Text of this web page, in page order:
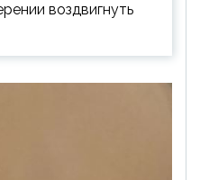
воздвигнуть